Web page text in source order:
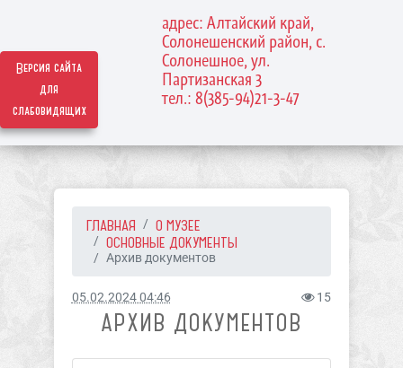
Версия сайта
для
слабовидящих
адрес: Алтайский край,
Солонешенский район, с.
Солонешное, ул.
Партизанская 3
тел.: 8(385-94)21-3-47
ГЛАВНАЯ
О МУЗЕЕ
ОСНОВНЫЕ ДОКУМЕНТЫ
Архив документов
05.02.2024 04:46 15
АРХИВ ДОКУМЕНТОВ